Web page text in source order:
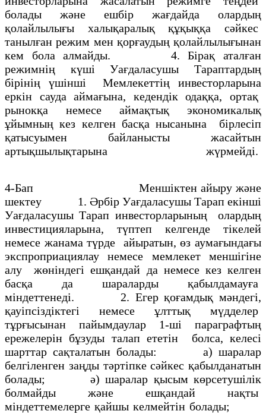
болады және ешбiр жағдайда олардың
қолайлылығы халықаралық құқыққа сәйкес
танылған режим мен қорғаудың қолайлылығынан
кем бола алмайды. 4. Бiрақ аталған
режимнiң күшi Уағдаласушы Тараптардың
бiрiнiң үшiншi Мемлекеттiң инвесторларына
еркiн сауда аймағына, кедендiк одаққа, ортақ
рынокқа немесе аймақтық экономикалық
ұйымның кез келген басқа нысанына бiрлесiп
қатысуымен байланысты жасайтын
артықшылықтарына жүрмейдi.
4-Бап Меншіктен айыру және
шектеу 1. Әрбiр Уағдаласушы Тарап екiншi
Уағдаласушы Тарап инвесторларының олардың
инвестицияларына, түптеп келгенде тiкелей
немесе жанама түрде айыратын, өз аумағындағы
экспроприациялау немесе мемлекет меншiгiне
алу жөнiндегi ешқандай да немесе кез келген
басқа да шараларды қабылдамауға
мiндеттенедi. 2. Егер қоғамдық мәндегi,
қауiпсiздiктегi немесе ұлттық мүдделер
тұрғысынан пайымдаулар 1-шi параграфтың
ережелерiн бұзуды талап ететiн болса, келесi
шарттар сақталатын болады: а) шаралар
белгiленген заңды тәртiпке сәйкес қабылданатын
болады; ә) шаралар қысым көрсетушiлiк
болмайды және ешқандай нақты
мiндеттемелерге қайшы келмейтiн болады;